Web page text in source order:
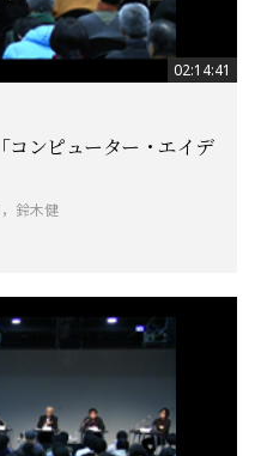
02:14:41
ンピューター・エイデ
鈴木健